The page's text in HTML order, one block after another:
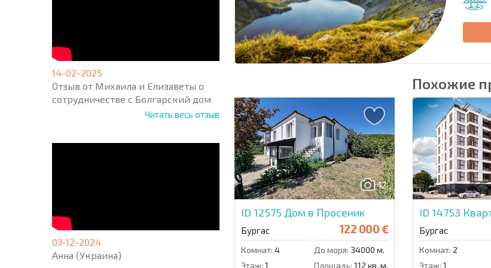
14-02-2025
Отзыв от Михаила и Елизаветы о
сотрудничестве с Болгарский дом
Читать весь отзыв
03-12-2024
Анна (Украина)
Похожие
42
ID 12575 Дом в Просеник
Бургас 122 000 €
Комнат: 4 До моря: 34000 м.
Этаж: 1 Площадь: 112 кв. м.
ID 14753
Бургас
Комнат: 2
Этаж: 1